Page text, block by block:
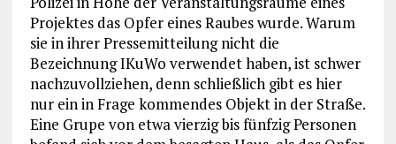
Projektes das Opfer eines Raubes wurde. Warum
sie in ihrer Pressemitteilung nicht die
Bezeichnung IKuWo verwendet haben, ist schwer
nachzuvollziehen, denn schließlich gibt es hier
nur ein in Frage kommendes Objekt in der Straße.
Eine Grupe von etwa vierzig bis fünfzig Personen